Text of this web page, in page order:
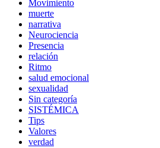
Movimiento
muerte
narrativa
Neurociencia
Presencia
relación
Ritmo
salud emocional
sexualidad
Sin categoría
SISTÉMICA
Tips
Valores
verdad